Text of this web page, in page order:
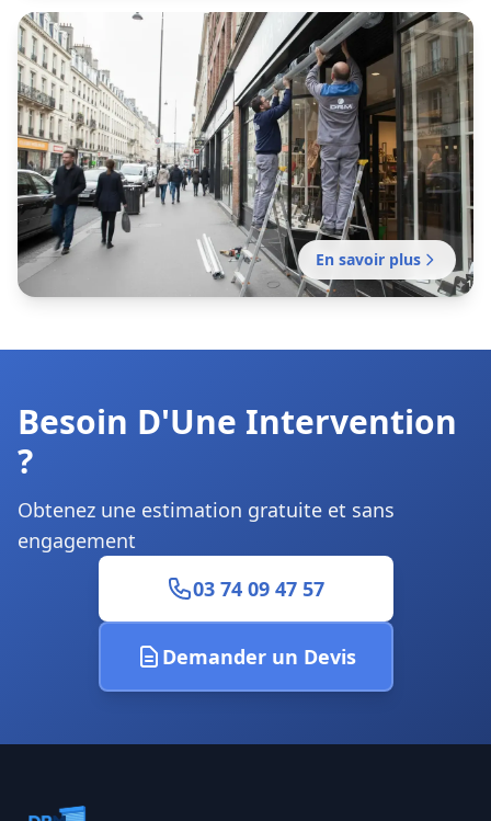
Fabrication rideau métallique
Fabrication française de rideaux métalliques
sur mesure pour commerces, entrepôts et
locaux professionnels. Délais rapides.
professionnel. Mission sans délai.
En savoir plus
Besoin D'Une Intervention
?
Obtenez une estimation gratuite et sans
engagement
03 74 09 47 57
Demander un Devis